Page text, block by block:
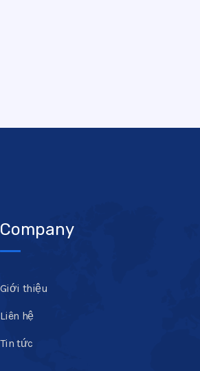
Company
Giới thiệu
Liên hệ
Tin tức